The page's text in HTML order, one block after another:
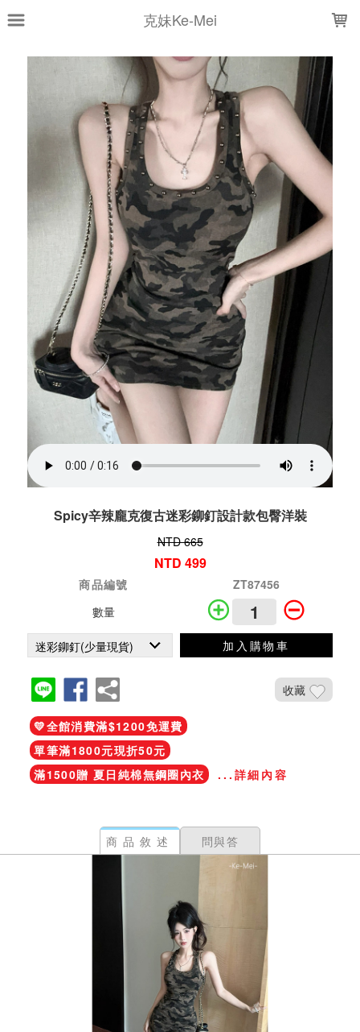
克妹Ke-Mei
Spicy辛辣龐克復古迷彩鉚釘設計款包臀洋裝
NTD 665
NTD 499
商品編號
ZT87456
數量
加入購物車
收藏
💛全館消費滿$1200免運費
單筆滿1800元現折50元
滿1500贈 夏日純棉無鋼圈內衣
...詳細內容
商品敘述 問與答